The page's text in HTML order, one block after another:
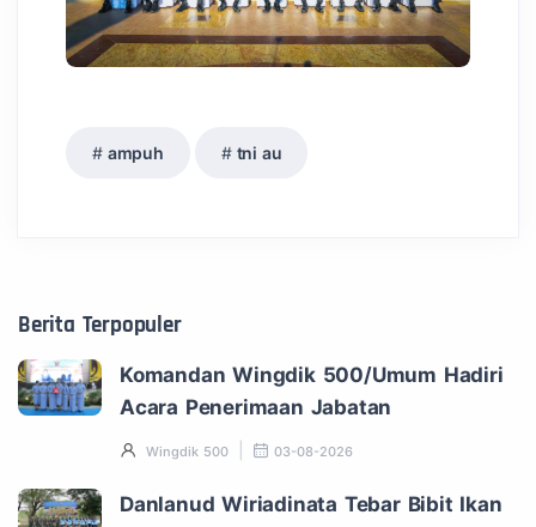
ampuh tni au
Berita Terpopuler
Komandan Wingdik 500/Umum Hadiri
Acara Penerimaan Jabatan
Wingdik 500 03-08-2026
Danlanud Wiriadinata Tebar Bibit Ikan